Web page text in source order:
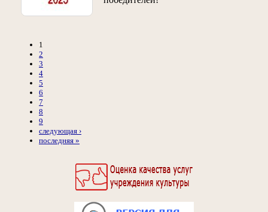
1
2
3
4
5
6
7
8
9
следующая ›
последняя »